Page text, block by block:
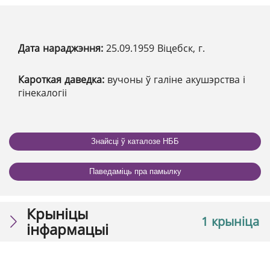
Дата нараджэння: 25.09.1959 Віцебск, г.
Кароткая даведка: вучоны ў галіне акушэрства і
гінекалогіі
Знайсці ў каталозе НББ
Паведаміць пра памылку
1 крыніца
Крыніцы
інфармацыі